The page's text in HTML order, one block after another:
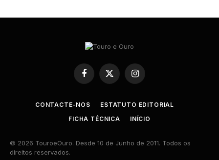
Facebook
X
(Twitter)
Instagram
CONTACTE-NOS
ESTATUTO EDITORIAL
FICHA TÉCNICA
INÍCIO
© 2026 TouroeOuro. Desde 10 de Junho de 2011. Todos os
direitos reservados.